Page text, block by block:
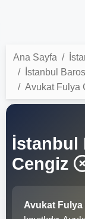
Ana Sayfa
İstanbul
Avukat Fulya
İstanbul
Cengiz
Avukat